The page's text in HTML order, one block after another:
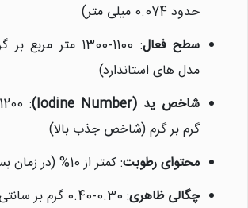
حدود 0.074 میلی متر)
سطح فعال
: 1100-1300 متر
مدل های استاندارد)
شاخص ید (Iodine Number)
گرم بر گرم (شاخص جذب بالا)
محتوای رطوبت: کمتر از 10% (در زمان بسته بندی)
چگالی ظاهری: 0.30-0.40 گرم بر سانتی متر مکعب